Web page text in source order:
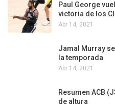
Paul George
victoria de los
Abr 14, 2021
Jamal Murray
la temporada
Abr 14, 2021
Resumen ACB
de altura